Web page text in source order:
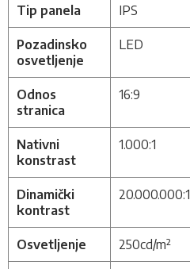
Tip panela IPS
Pozadinsko
osvetljenje
LED
Odnos
stranica
16:9
Nativni
konstrast
1.000:1
Dinamički
kontrast
20.000.000:1
Osvetljenje 250cd/m²